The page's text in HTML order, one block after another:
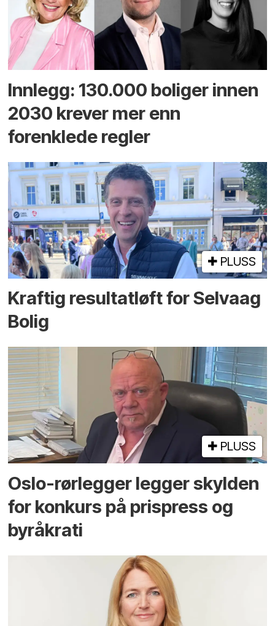
Innlegg: 130.000 boliger innen
2030 krever mer enn
forenklede regler
PLUSS
Kraftig resultatløft for Selvaag
Bolig
PLUSS
Oslo-rørlegger legger skylden
for konkurs på prispress og
byråkrati